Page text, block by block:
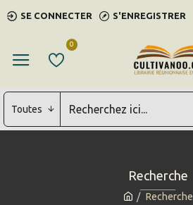
SE CONNECTER S'ENREGISTRER
0
Toutes
Recherche
Recherche